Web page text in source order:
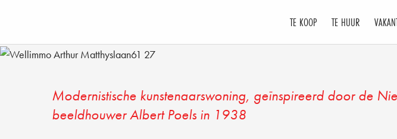
TE KOOP TE HUUR
KUNSTENAARSWONING
Modernistische kunstenaarswoning, geïnspireerd door de
beeldhouwer Albert Poels in 1938